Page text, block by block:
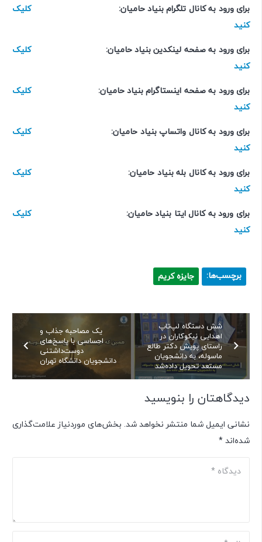
برای ورود به کانال تلگرام بنیاد حامیان:کلیک
کنید
برای ورود به صفحه لینکدین بنیاد حامیان:کلیک
کنید
برای ورود به صفحه اینستاگرام بنیاد حامیان:کلیک
کنید
برای ورود به کانال واتساپ بنیاد حامیان:کلیک
کنید
برای ورود به کانال بله بنیاد حامیان:کلیک
کنید
برای ورود به کانال ایتا بنیاد حامیان:کلیک
کنید
برچسب‌ها: جایزه کریم
یک مصاحبه جذاب و
احساسی با پاسخ‌های
دوست‌داشتنی
دانشجویان دانشگاه تهران
شش دستگاه لپ‌تاپ
اهدایی نیکوکاران در
راستای پویش دکتر طالع
ماسوله، به دانشجویان
مستعد تحویل داده‌شد
دیدگاهتان را بنویسید
نشانی ایمیل شما منتشر نخواهد شد. بخش‌های موردنیاز علامت‌گذاری
شده‌اند*